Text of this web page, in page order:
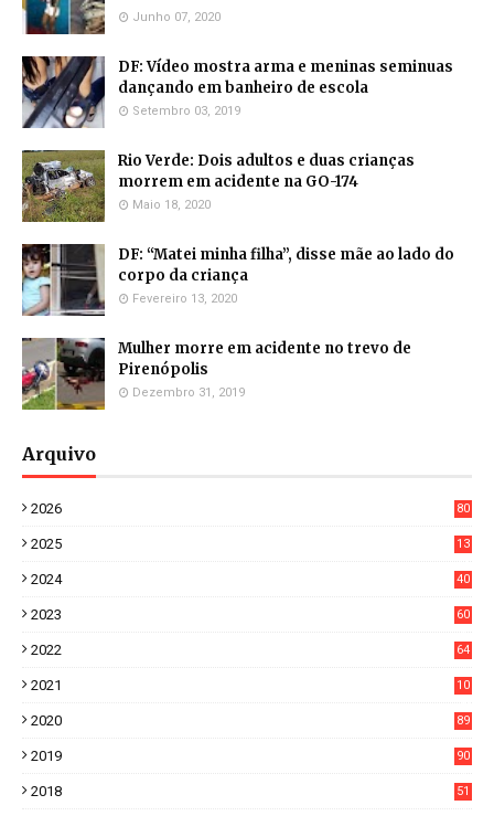
Junho 07, 2020
DF: Vídeo mostra arma e meninas seminuas
dançando em banheiro de escola
Setembro 03, 2019
Rio Verde: Dois adultos e duas crianças
morrem em acidente na GO-174
Maio 18, 2020
DF: “Matei minha filha”, disse mãe ao lado do
corpo da criança
Fevereiro 13, 2020
Mulher morre em acidente no trevo de
Pirenópolis
Dezembro 31, 2019
Arquivo
2026
80
2025
13
2024
40
2023
60
2022
64
2021
10
2020
89
2019
90
2018
51